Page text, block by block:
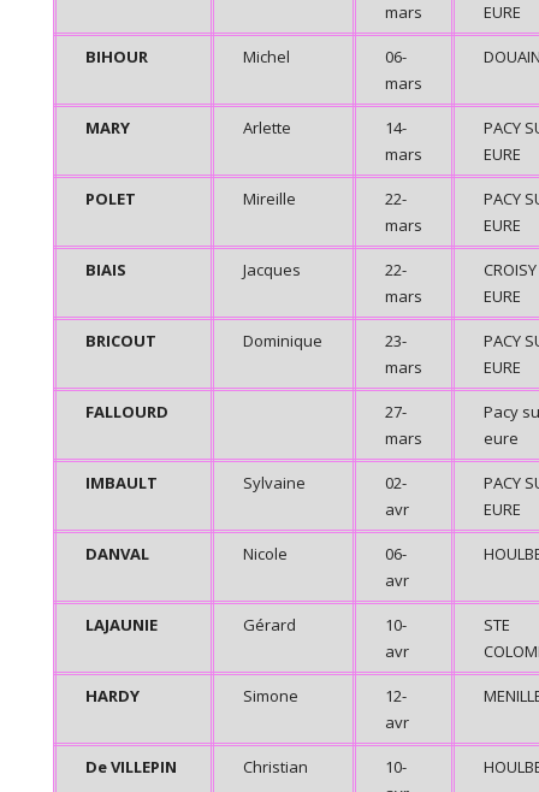
mars
EURE
BIHOUR Michel
06-
mars
MARY Arlette
14-
mars
PACY
EURE
POLET Mireille
22-
mars
PACY
EURE
BIAIS Jacques
22-
mars
EURE
BRICOUT Dominique
23-
mars
PACY
EURE
FALLOURD
27-
mars
Pacy
eure
IMBAULT Sylvaine
02-
avr
PACY
EURE
DANVAL Nicole
06-
avr
LAJAUNIE Gérard
10-
avr
STE
HARDY Simone
12-
avr
De VILLEPIN Christian
10-